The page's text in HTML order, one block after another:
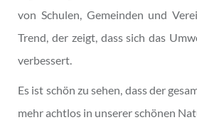
von Schulen, Gemeinden und
Trend, der zeigt, dass sich das
verbessert.
Es ist schön zu sehen, dass der
mehr achtlos in unserer schönen